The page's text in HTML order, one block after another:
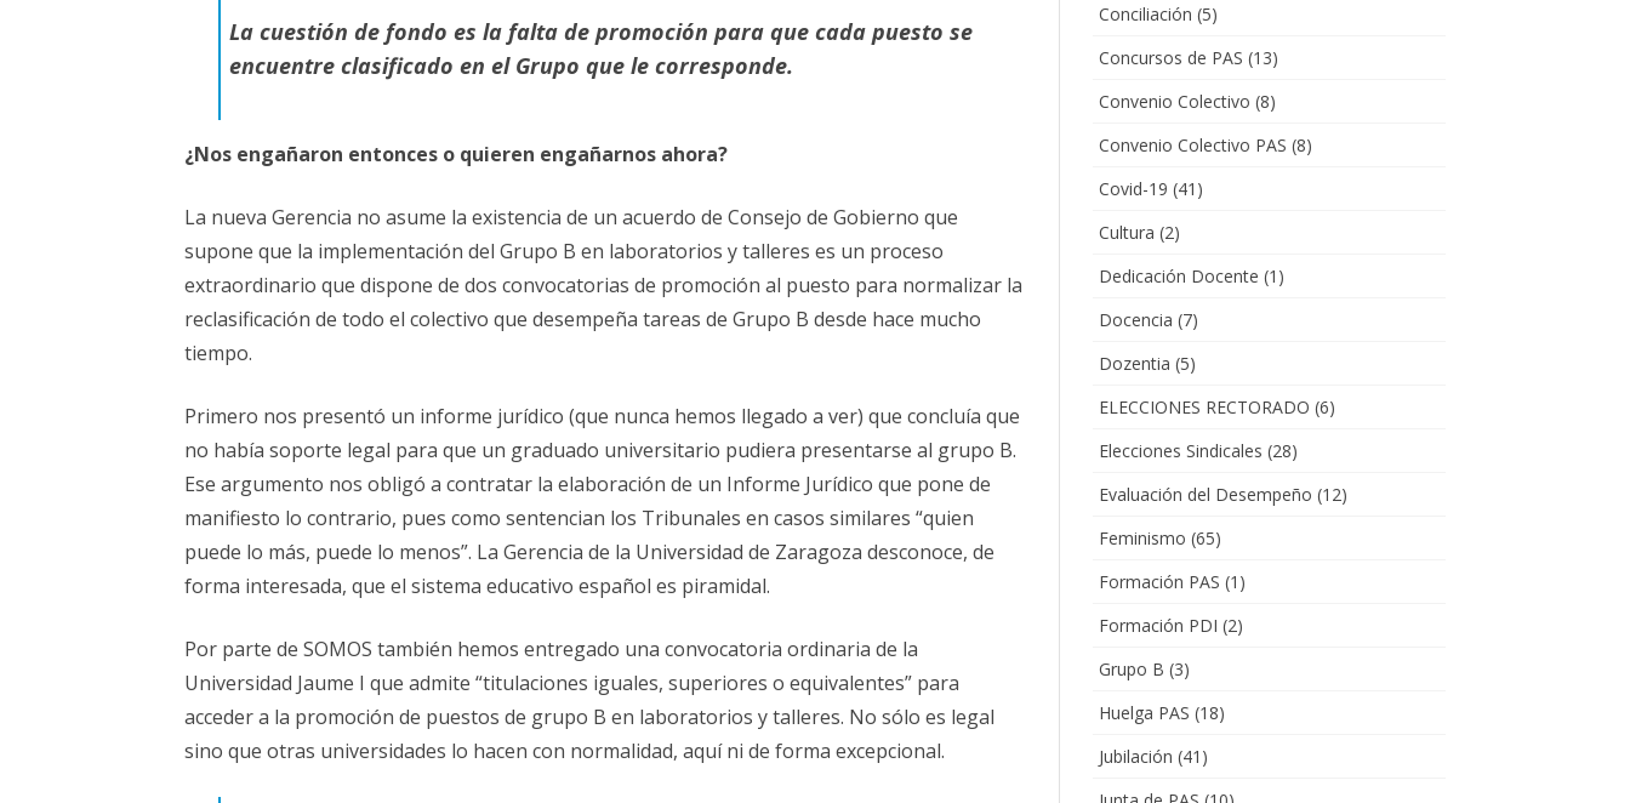
La cuestión de fondo es la falta de promoción para que cada puesto se
encuentre clasificado en el Grupo que le corresponde.
¿Nos engañaron entonces o quieren engañarnos ahora?
La nueva Gerencia no asume la existencia de un acuerdo de Consejo de Gobierno que
supone que la implementación del Grupo B en laboratorios y talleres es un proceso
extraordinario que dispone de dos convocatorias de promoción al puesto para normalizar la
reclasificación de todo el colectivo que desempeña tareas de Grupo B desde hace mucho
tiempo.
Primero nos presentó un informe jurídico (que nunca hemos llegado a ver) que concluía que
no había soporte legal para que un graduado universitario pudiera presentarse al grupo B.
Ese argumento nos obligó a contratar la elaboración de un Informe Jurídico que pone de
manifiesto lo contrario, pues como sentencian los Tribunales en casos similares “quien
puede lo más, puede lo menos”. La Gerencia de la Universidad de Zaragoza desconoce, de
forma interesada, que el sistema educativo español es piramidal.
Por parte de SOMOS también hemos entregado una convocatoria ordinaria de la
Universidad Jaume I que admite “titulaciones iguales, superiores o equivalentes” para
acceder a la promoción de puestos de grupo B en laboratorios y talleres. No sólo es legal
sino que otras universidades lo hacen con normalidad, aquí ni de forma excepcional.
Conciliación (5)
Concursos de PAS (13)
Convenio Colectivo (8)
Convenio Colectivo PAS (8)
Covid-19 (41)
Cultura (2)
Dedicación Docente (1)
Docencia (7)
Dozentia (5)
ELECCIONES RECTORADO (6)
Elecciones Sindicales (28)
Evaluación del Desempeño (12)
Feminismo (65)
Formación PAS (1)
Formación PDI (2)
Grupo B (3)
Huelga PAS (18)
Jubilación (41)